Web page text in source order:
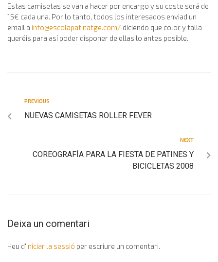
Estas camisetas se van a hacer por encargo y su coste será de
15€ cada una. Por lo tanto, todos los interesados enviad un
email a info@escolapatinatge.com/ diciendo que color y talla
queréis para así poder disponer de ellas lo antes posible.
PREVIOUS
NUEVAS CAMISETAS ROLLER FEVER
NEXT
COREOGRAFÍA PARA LA FIESTA DE PATINES Y
BICICLETAS 2008
Deixa un comentari
Heu d'iniciar la sessió per escriure un comentari.